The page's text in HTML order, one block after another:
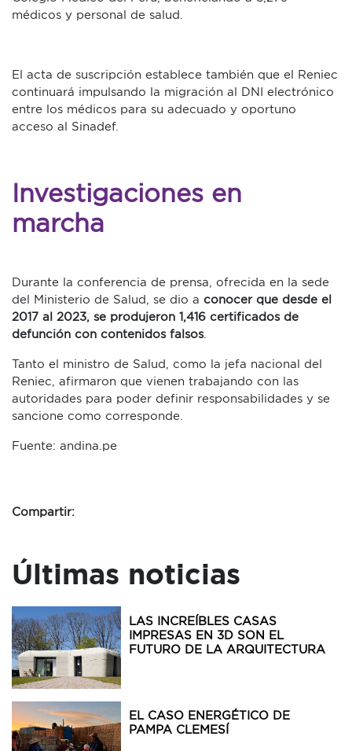
médicos y personal de salud.
El acta de suscripción establece también que el Reniec
continuará impulsando la migración al DNI electrónico
entre los médicos para su adecuado y oportuno
acceso al Sinadef.
Investigaciones en
marcha
Durante la conferencia de prensa, ofrecida en la sede
del Ministerio de Salud, se dio a conocer que desde el
2017 al 2023, se produjeron 1,416 certificados de
defunción con contenidos falsos.
Tanto el ministro de Salud, como la jefa nacional del
Reniec, afirmaron que vienen trabajando con las
autoridades para poder definir responsabilidades y se
sancione como corresponde.
Fuente: andina.pe
Compartir:
Últimas noticias
LAS INCREÍBLES CASAS
IMPRESAS EN 3D SON EL
FUTURO DE LA ARQUITECTURA
EL CASO ENERGÉTICO DE
PAMPA CLEMESÍ